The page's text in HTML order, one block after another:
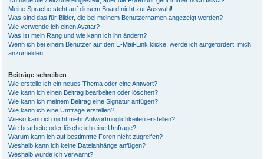
Meine Sprache steht auf diesem Board nicht zur Auswahl!
Was sind das für Bilder, die bei meinem Benutzernamen angezeigt werden?
Wie verwende ich einen Avatar?
Was ist mein Rang und wie kann ich ihn ändern?
Wenn ich bei einem Benutzer auf den E-Mail-Link klicke, werde ich aufgefordert, mich
anzumelden.
Beiträge schreiben
Wie erstelle ich ein neues Thema oder eine Antwort?
Wie kann ich einen Beitrag bearbeiten oder löschen?
Wie kann ich meinem Beitrag eine Signatur anfügen?
Wie kann ich eine Umfrage erstellen?
Wieso kann ich nicht mehr Antwortmöglichkeiten erstellen?
Wie bearbeite oder lösche ich eine Umfrage?
Warum kann ich auf bestimmte Foren nicht zugreifen?
Weshalb kann ich keine Dateianhänge anfügen?
Weshalb wurde ich verwarnt?